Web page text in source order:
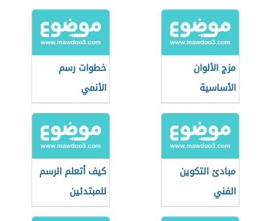
مزج الألوان
الأساسية
خطوات رسم
الأنمي
مبادئ التكوين
الفني
كيف أتعلم الرسم
للمبتدئين